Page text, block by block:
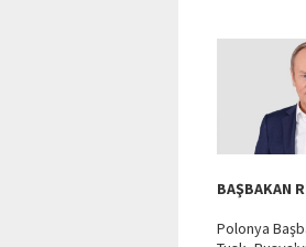
BAŞBAKAN
Polonya